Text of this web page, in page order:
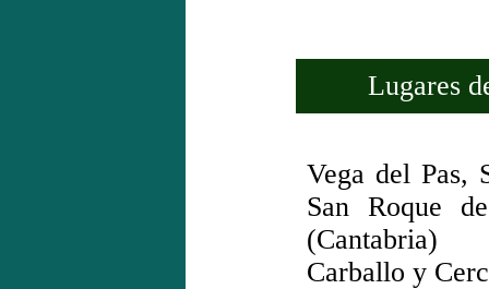
Lugares de
Vega del Pas,
San Roque
(Cantabria)
Carballo y